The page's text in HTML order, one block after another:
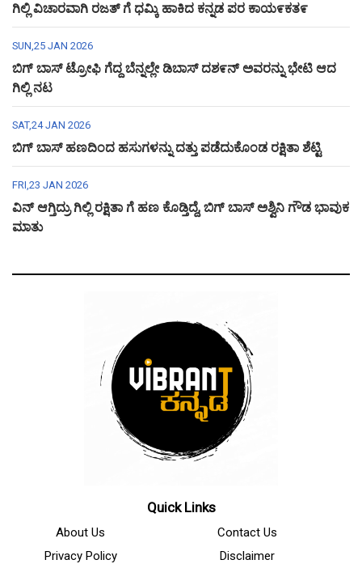
ಗಿಲ್ಲಿ ವಿಚಾರವಾಗಿ ರಜತ್ ಗೆ ಧಮ್ಕಿ ಹಾಕಿದ ಕನ್ನಡ ಪರ ಕಾಯ೯ಕತ೯
SUN,25 JAN 2026
ಬಿಗ್ ಬಾಸ್ ಟ್ರೋಫಿ ಗೆದ್ದ ಬೆನ್ನಲ್ಲೇ ಡಿಬಾಸ್ ದಶ೯ನ್ ಅವರನ್ನು ಭೇಟಿ ಆದ
ಗಿಲ್ಲಿ ನಟ
SAT,24 JAN 2026
ಬಿಗ್ ಬಾಸ್ ಹಣದಿಂದ ಹಸುಗಳನ್ನು ದತ್ತು ಪಡೆದುಕೊಂಡ ರಕ್ಷಿತಾ ಶೆಟ್ಟಿ
FRI,23 JAN 2026
ವಿನ್ ಆಗ್ತಿದ್ರು ಗಿಲ್ಲಿ ರಕ್ಷಿತಾ ಗೆ ಹಣ ಕೊಡ್ತಿದ್ದೆ, ಬಿಗ್ ಬಾಸ್ ಅಶ್ವಿನಿ ಗೌಡ ಭಾವುಕ
ಮಾತು
Quick Links
About Us
Contact Us
Privacy Policy
Disclaimer